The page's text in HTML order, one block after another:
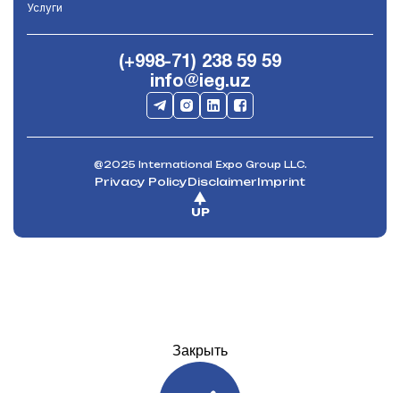
Услуги
(+998-71) 238 59 59
info@ieg.uz
@2025 International Expo Group LLC.
Privacy PolicyDisclaimerImprint
UP
Закрыть